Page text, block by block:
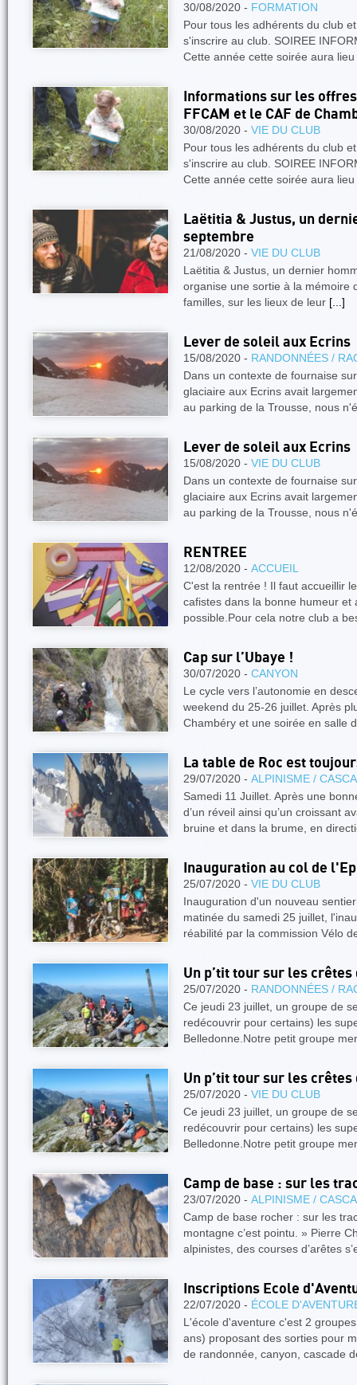
30/08/2020 - FORMATION
Pour tous les adhérents du club
s'inscrire au club. SOIREE
Cette année cette soirée aura
Informations sur les
FFCAM et le CAF de
30/08/2020 - VIE DU CLUB
Pour tous les adhérents du club
s'inscrire au club. SOIREE
Cette année cette soirée aura
Laëtitia & Justus, un
septembre
21/08/2020 - VIE DU CLUB
Laëtitia & Justus, un dernier
organise une sortie à la mémoire
familles, sur les lieux de leur [...]
Lever de soleil aux Ecrins
15/08/2020 - RANDONNÉES /
Dans un contexte de fournaise
glaciaire aux Ecrins avait
au parking de la Trousse, nous
Lever de soleil aux Ecrins
15/08/2020 - VIE DU CLUB
Dans un contexte de fournaise
glaciaire aux Ecrins avait
au parking de la Trousse, nous
RENTREE
12/08/2020 - ACCUEIL
C'est la rentrée ! Il faut accueillir
cafistes dans la bonne humeur et
possible.Pour cela notre club a
Cap sur l’Ubaye !
30/07/2020 - CANYON
Le cycle vers l’autonomie en
weekend du 25-26 juillet. Après
Chambéry et une soirée en salle
La table de Roc est
29/07/2020 - ALPINISME /
Samedi 11 Juillet. Après une
d’un réveil ainsi qu’un croissant
bruine et dans la brume, en
Inauguration au col de
25/07/2020 - VIE DU CLUB
Inauguration d'un nouveau
matinée du samedi 25 juillet,
réabilité par la commission Vélo
Un p’tit tour sur les
25/07/2020 - RANDONNÉES /
Ce jeudi 23 juillet, un groupe de
redécouvrir pour certains) les
Belledonne.Notre petit groupe
Un p’tit tour sur les
25/07/2020 - VIE DU CLUB
Ce jeudi 23 juillet, un groupe de
redécouvrir pour certains) les
Belledonne.Notre petit groupe
Camp de base : sur les
23/07/2020 - ALPINISME /
Camp de base rocher : sur les
montagne c’est pointu. » Pierre
alpinistes, des courses d’arêtes
Inscriptions Ecole
22/07/2020 - ÉCOLE
L'école d'aventure c'est 2
ans) proposant des sorties pour
de randonnée, canyon, cascade